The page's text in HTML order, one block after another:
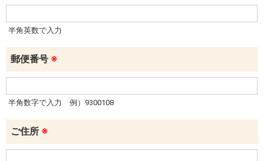
半角英数で入力
郵便番号 ※
半角数字で入力 例）9300108
ご住所 ※